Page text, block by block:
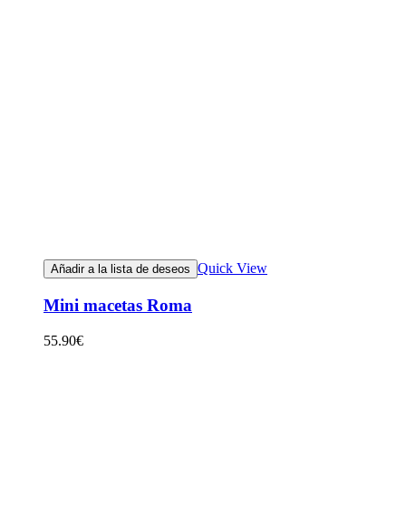
Añadir a la lista de deseos Quick View
Mini macetas Roma
55.90€